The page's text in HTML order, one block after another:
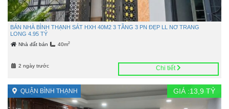
BÁN NHÀ BÌNH THẠNH SÁT HXH 40M2 3 TẦNG 3 PN ĐẸP LL NƠ TRANG
LONG 4.95 TỶ
Nhà đất bán 40m2
2 ngày trước Chi tiết
QUẬN BÌNH THẠNH GIÁ :13,9 TỶ